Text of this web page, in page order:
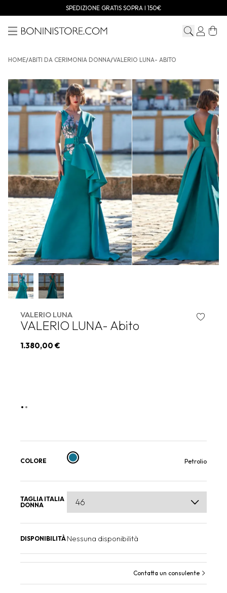
SPEDIZIONE GRATIS SOPRA I 150€
MenuBonini store
HOME/ABITI DA CERIMONIA DONNA/VALERIO LUNA- ABITO
VALERIO LUNA- Abito
VALERIO LUNA
VALERIO LUNA- Abito
1.380,00 €
COLORE Petrolio
TAGLIA ITALIA
DONNA
DISPONIBILITÀ Nessuna disponibilità
Contatta un consulente